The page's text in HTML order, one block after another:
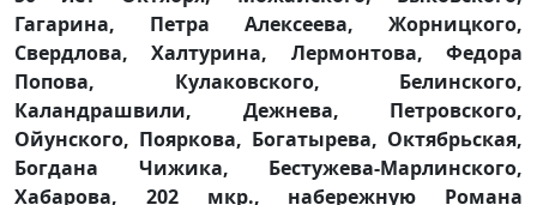
Гагарина, Петра Алексеева, Жорницкого,
Свердлова, Халтурина, Лермонтова, Федора
Попова, Кулаковского, Белинского,
Каландрашвили, Дежнева, Петровского,
Ойунского, Пояркова, Богатырева, Октябрьская,
Богдана Чижика, Бестужева-Марлинского,
Хабарова, 202 мкр., набережную Романа